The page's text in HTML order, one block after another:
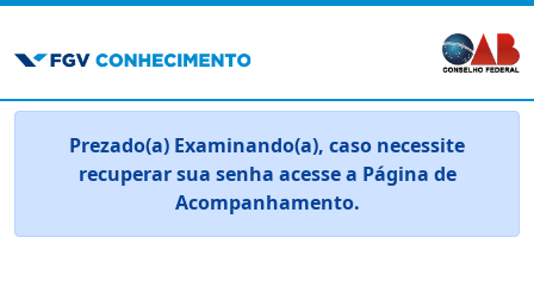
Prezado(a) Examinando(a), caso necessite
recuperar sua senha acesse a Página de
Acompanhamento.